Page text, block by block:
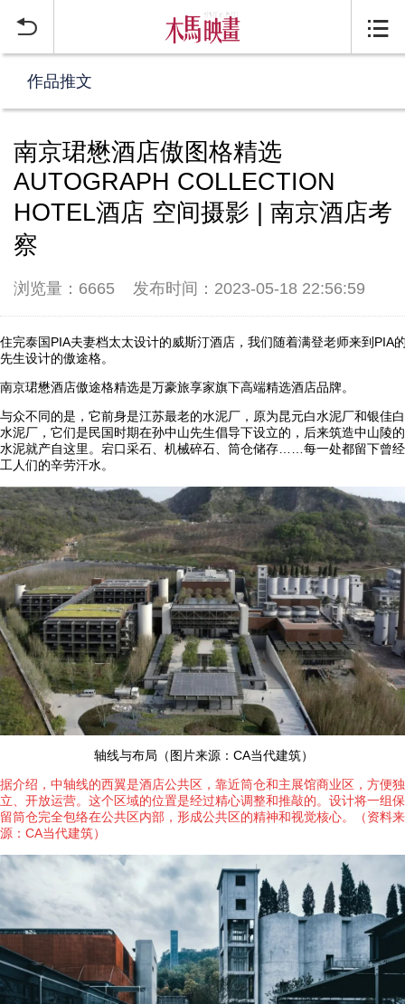
 
作品推文
南京珺懋酒店傲图格精选
AUTOGRAPH COLLECTION
HOTEL酒店 空间摄影 | 南京酒店考
察
浏览量：6665 发布时间：2023-05-18 22:56:59
住完泰国PIA夫妻档太太设计的威斯汀酒店，我们随着满登老师来到PIA
先生设计的傲途格。
南京珺懋酒店傲途格精选是万豪旅享家旗下高端精选酒店品牌。
与众不同的是，它前身是江苏最老的水泥厂，原为昆元白水泥厂和银佳白
水泥厂，它们是民国时期在孙中山先生倡导下设立的，后来筑造中山陵的
水泥就产自这里。宕口采石、机械碎石、筒仓储存……每一处都留下曾经
工人们的辛劳汗水。
轴线与布局（图片来源：CA当代建筑）
据介绍，中轴线的西翼是酒店公共区，靠近筒仓和主展馆商业区，方便独
立、开放运营。这个区域的位置是经过精心调整和推敲的。设计将一组保
留筒仓完全包络在公共区内部，形成公共区的精神和视觉核心。（资料来
源：CA当代建筑）